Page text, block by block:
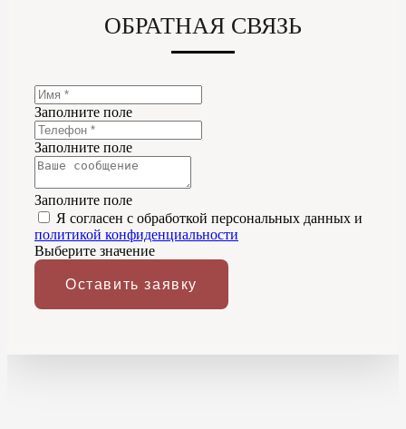
ОБРАТНАЯ СВЯЗЬ
Заполните поле
Заполните поле
Заполните поле
Я согласен с обработкой персональных данных и
политикой конфиденциальности
Выберите значение
Оставить заявку